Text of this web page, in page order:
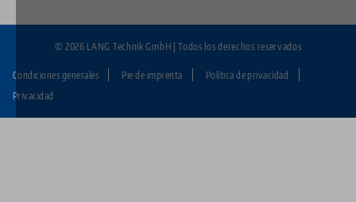
Fußzeile:
LANG
Condiciones generales Pie de imprenta
Política de privacidad
Privacidad
© 2026 LANG Technik GmbH | Todos los derechos reservados